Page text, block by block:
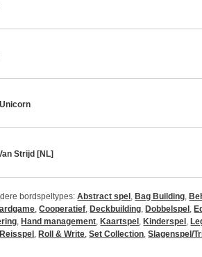
Strijd [NL]
bordspeltypes:Abstract spel , Bag Building,
,Cooperatief, Deckbuilding, Dobbelspel ,
, Hand management, Kaartspel , Kinderspel ,
Reisspel , Roll & Write,Set Collection,Slagenspel/